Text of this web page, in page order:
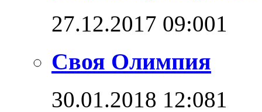
27.12.2017 09:001
Своя Олимпия
30.01.2018 12:081